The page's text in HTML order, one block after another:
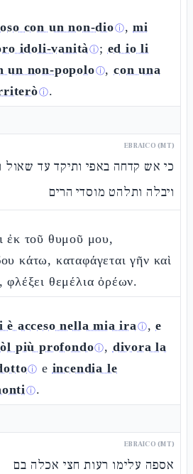
con un non-dioⓘ,mi
idoli-vanitàⓘ; ed io li
un non-popoloⓘ,con una
ⓘ.
EBRAICO (MT)
כי אש קדחה באפי ותיקד עד
ויבלה ותלהט מוסדי הרים
ἐκ τοῦ θυμοῦ μου,
κάτω, καταφάγεται γῆν καὶ
φλέξει θεμέλια ὀρέων.
è acceso nella mia iraⓘ,e
più profondoⓘ, divora la
ⓘ e incendia le
ⓘ.
EBRAICO (MT)
אספה עלימו רעות חצי אכלה בם